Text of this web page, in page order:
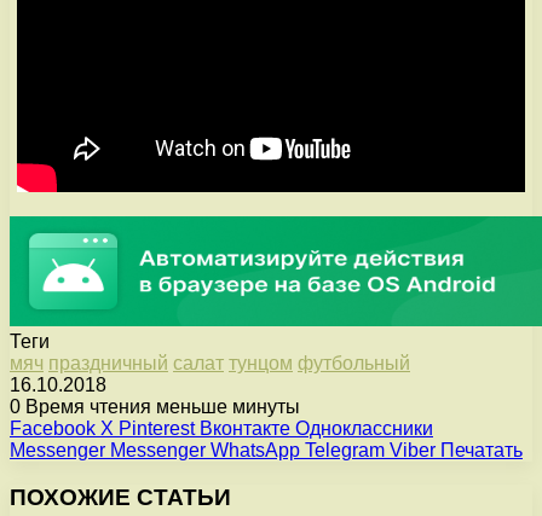
Теги
мяч праздничный салат тунцом футбольный
16.10.2018
0 Время чтения меньше минуты
Facebook X Pinterest Вконтакте Одноклассники
Messenger Messenger WhatsApp Telegram Viber Печатать
ПОХОЖИЕ СТАТЬИ